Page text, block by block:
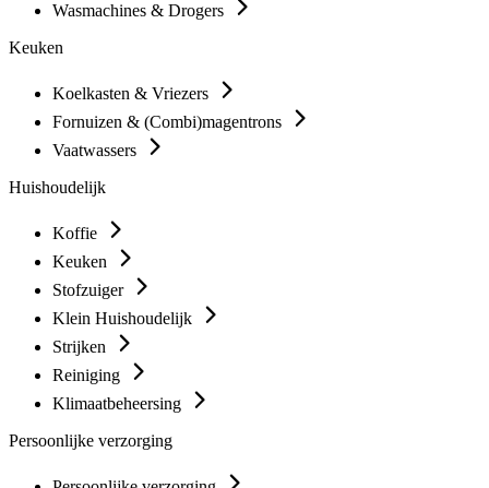
Wasmachines & Drogers
Keuken
Koelkasten & Vriezers
Fornuizen & (Combi)magentrons
Vaatwassers
Huishoudelijk
Koffie
Keuken
Stofzuiger
Klein Huishoudelijk
Strijken
Reiniging
Klimaatbeheersing
Persoonlijke verzorging